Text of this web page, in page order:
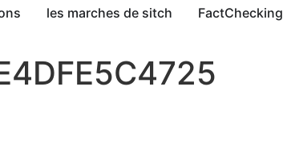
les marches de sitch FactChecking